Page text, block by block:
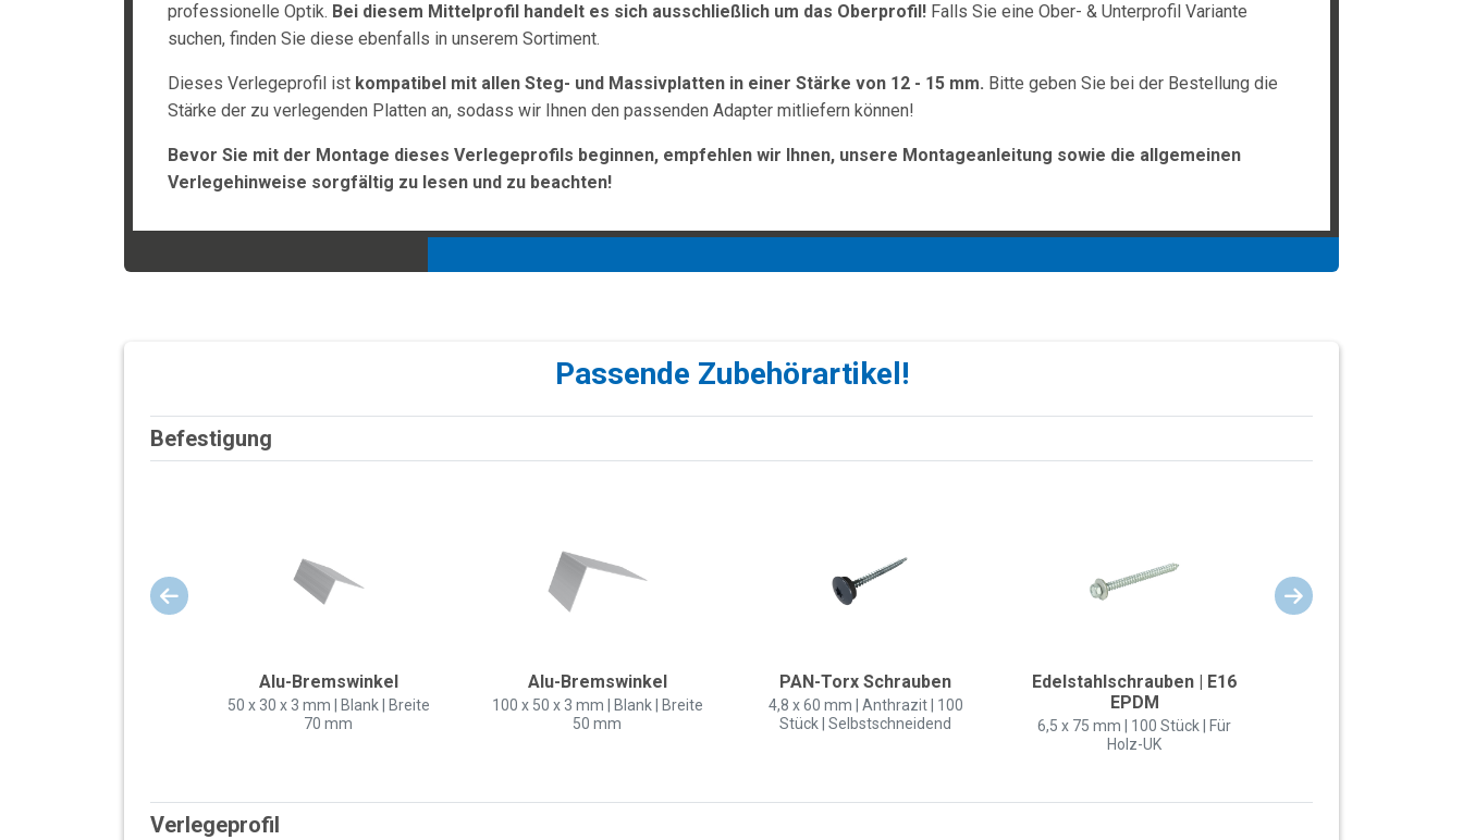
professionelle Optik. Bei diesem Mittelprofil handelt es sich ausschließlich um das Oberprofil!Falls Sie eine Ober- & Unterprofil Variante
suchen, finden Sie diese ebenfalls in unserem Sortiment.
Dieses Verlegeprofil ist kompatibel mit allen Steg- und Massivplatten in einer Stärke von 12 - 15 mm. Bitte geben Sie bei der Bestellung die
Stärke der zu verlegenden Platten an, sodass wir Ihnen den passenden Adapter mitliefern können!
Bevor Sie mit der Montage dieses Verlegeprofils beginnen, empfehlen wir Ihnen, unsere Montageanleitung sowie die allgemeinen
Verlegehinweise sorgfältig zu lesen und zu beachten!
Passende Zubehörartikel!
Befestigung
Alu-Bremswinkel
50 x 30 x 3 mm | Blank | Breite
70 mm
Alu-Bremswinkel
100 x 50 x 3 mm | Blank | Breite
50 mm
PAN-Torx Schrauben
4,8 x 60 mm | Anthrazit | 100
Stück | Selbstschneidend
Edelstahlschrauben | E16
EPDM
6,5 x 75 mm | 100 Stück | Für
Holz-UK
Verlegeprofil